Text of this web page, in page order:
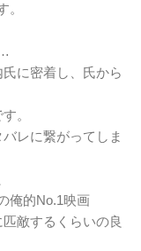
。
に密着し、氏から
。
レに繋がってしま
俺的No.1映画
敵するくらいの良